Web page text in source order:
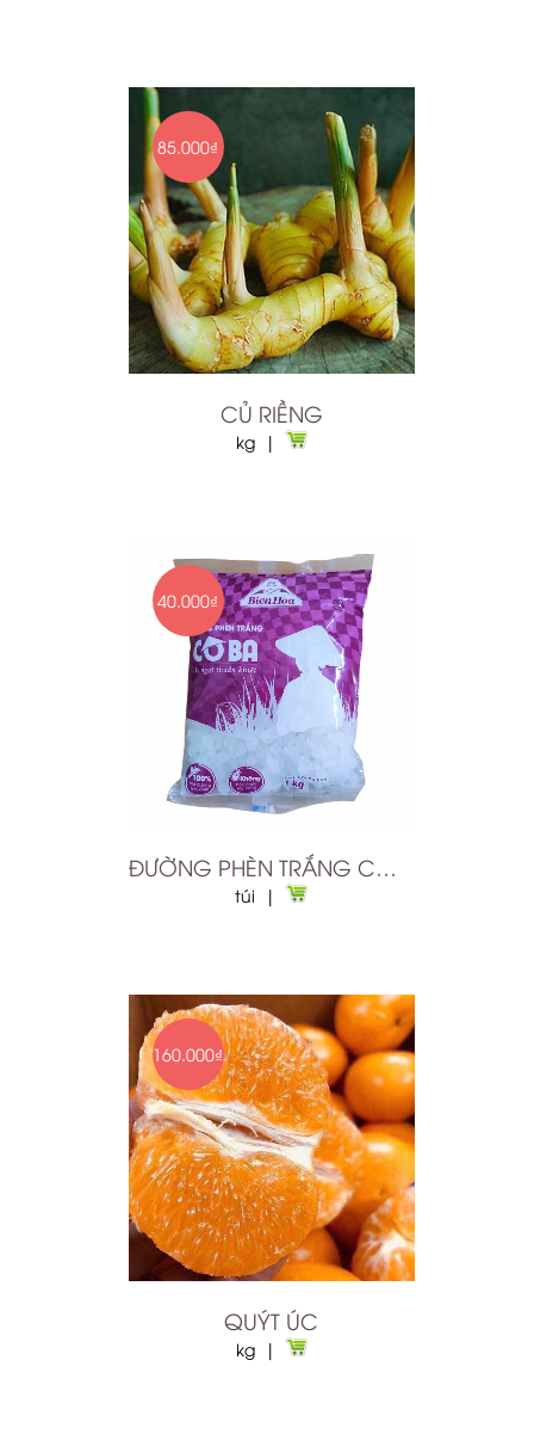
85.000₫
CỦ RIỀNG
kg |
40.000₫
ĐƯỜNG PHÈN TRẮNG CÔ BA 1KG
túi |
160.000₫
QUÝT ÚC
kg |